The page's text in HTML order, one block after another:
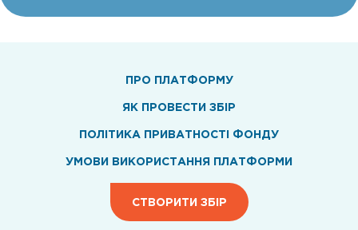
ПРО ПЛАТФОРМУ
ЯК ПРОВЕСТИ ЗБІР
ПОЛІТИКА ПРИВАТНОСТІ ФОНДУ
УМОВИ ВИКОРИСТАННЯ ПЛАТФОРМИ
СТВОРИТИ ЗБІР